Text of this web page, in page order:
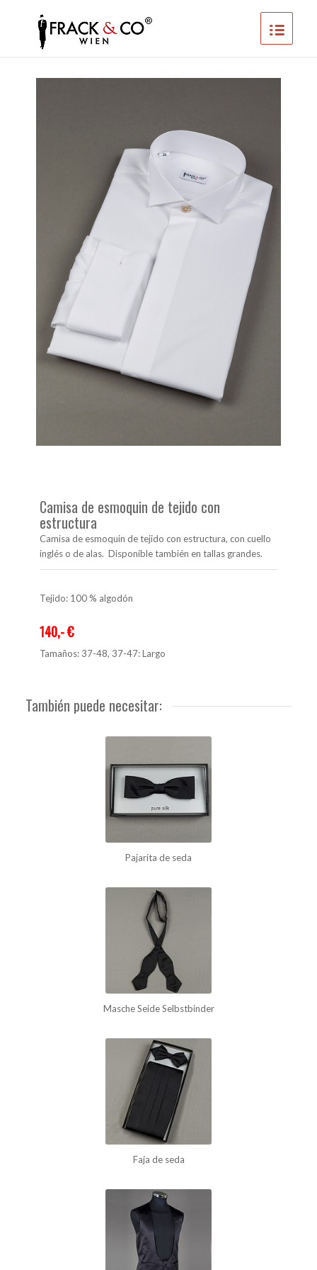
Camisa de esmoquin de tejido con
estructura
Camisa de esmoquin de tejido con estructura, con cuello
inglés o de alas. Disponible también en tallas grandes.
Tejido: 100 % algodón
140,- €
Tamaños: 37-48, 37-47: Largo
También puede necesitar:
Pajarita de seda
Masche Seide Selbstbinder
Faja de seda